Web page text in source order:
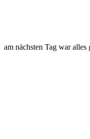
am nächsten Tag war